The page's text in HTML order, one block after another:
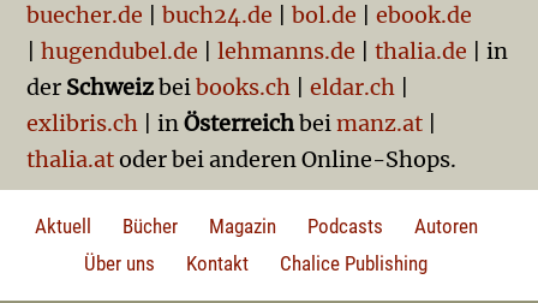
buecher.de |buch24.de |bol.de |ebook.de
|hugendubel.de |lehmanns.de |thalia.de | in
der Schweizbeibooks.ch |eldar.ch
exlibris.ch | inÖsterreichbeimanz.at
thalia.atoder bei anderen Online-Shops.
Aktuell Bücher Magazin Podcasts
Autoren
Über uns
Kontakt Chalice Publishing